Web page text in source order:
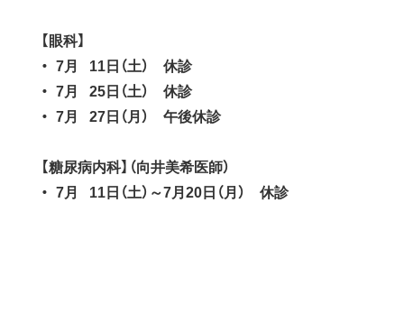
【眼科】
・ 7月 11日（土） 休診
・ 7月 25日（土） 休診
・ 7月 27日（月） 午後休診
【糖尿病内科】（向井美希医師）
・ 7月 11日（土）～7月20日（月） 休診